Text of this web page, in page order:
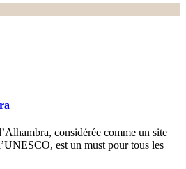
considérée comme un site
est un must pour tous les